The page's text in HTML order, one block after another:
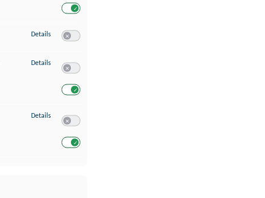
Details zu Messung der Performance von Inhalten
Details zu Analyse von Zielgruppen durch Statistiken oder Kombinationen von
Details zu Entwicklung und Verbesserung der Angebote